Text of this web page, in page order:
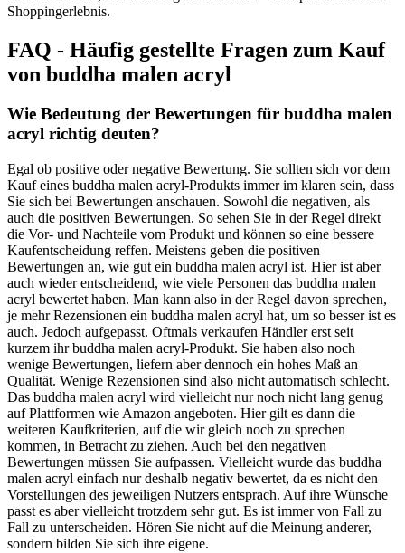
Shoppingerlebnis.
FAQ - Häufig gestellte Fragen zum Kauf
von buddha malen acryl
Wie Bedeutung der Bewertungen für buddha malen
acryl richtig deuten?
Egal ob positive oder negative Bewertung. Sie sollten sich vor dem
Kauf eines buddha malen acryl-Produkts immer im klaren sein, dass
Sie sich bei Bewertungen anschauen. Sowohl die negativen, als
auch die positiven Bewertungen. So sehen Sie in der Regel direkt
die Vor- und Nachteile vom Produkt und können so eine bessere
Kaufentscheidung reffen. Meistens geben die positiven
Bewertungen an, wie gut ein buddha malen acryl ist. Hier ist aber
auch wieder entscheidend, wie viele Personen das buddha malen
acryl bewertet haben. Man kann also in der Regel davon sprechen,
je mehr Rezensionen ein buddha malen acryl hat, um so besser ist es
auch. Jedoch aufgepasst. Oftmals verkaufen Händler erst seit
kurzem ihr buddha malen acryl-Produkt. Sie haben also noch
wenige Bewertungen, liefern aber dennoch ein hohes Maß an
Qualität. Wenige Rezensionen sind also nicht automatisch schlecht.
Das buddha malen acryl wird vielleicht nur noch nicht lang genug
auf Plattformen wie Amazon angeboten. Hier gilt es dann die
weiteren Kaufkriterien, auf die wir gleich noch zu sprechen
kommen, in Betracht zu ziehen. Auch bei den negativen
Bewertungen müssen Sie aufpassen. Vielleicht wurde das buddha
malen acryl einfach nur deshalb negativ bewertet, da es nicht den
Vorstellungen des jeweiligen Nutzers entsprach. Auf ihre Wünsche
passt es aber vielleicht trotzdem sehr gut. Es ist immer von Fall zu
Fall zu unterscheiden. Hören Sie nicht auf die Meinung anderer,
sondern bilden Sie sich ihre eigene.